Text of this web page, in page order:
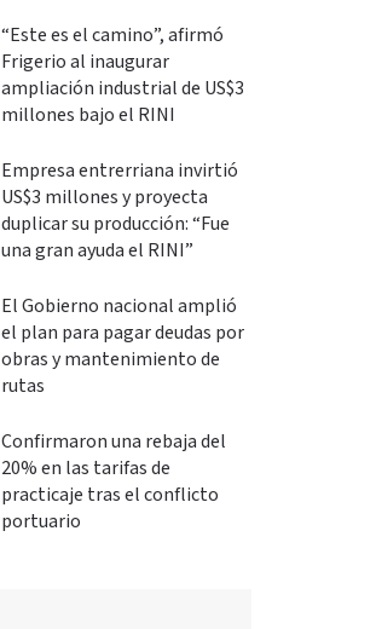
“Este es el camino”, afirmó
Frigerio al inaugurar
ampliación industrial de US$3
millones bajo el RINI
Empresa entrerriana invirtió
US$3 millones y proyecta
duplicar su producción: “Fue
una gran ayuda el RINI”
El Gobierno nacional amplió
el plan para pagar deudas por
obras y mantenimiento de
rutas
Confirmaron una rebaja del
20% en las tarifas de
practicaje tras el conflicto
portuario